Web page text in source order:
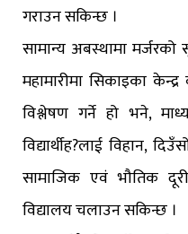
गराउन सकिन्छ ।
सामान्य अबस्थामा मर्जरको
महामारीमा सिकाइका
विश्लेषण गर्ने हो भने,
विद्यार्थीह?लाई विहान,
सामाजिक एवं भौतिक
विद्यालय चलाउन सकिन्छ ।